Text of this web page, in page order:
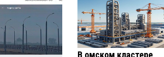
В омском кластере